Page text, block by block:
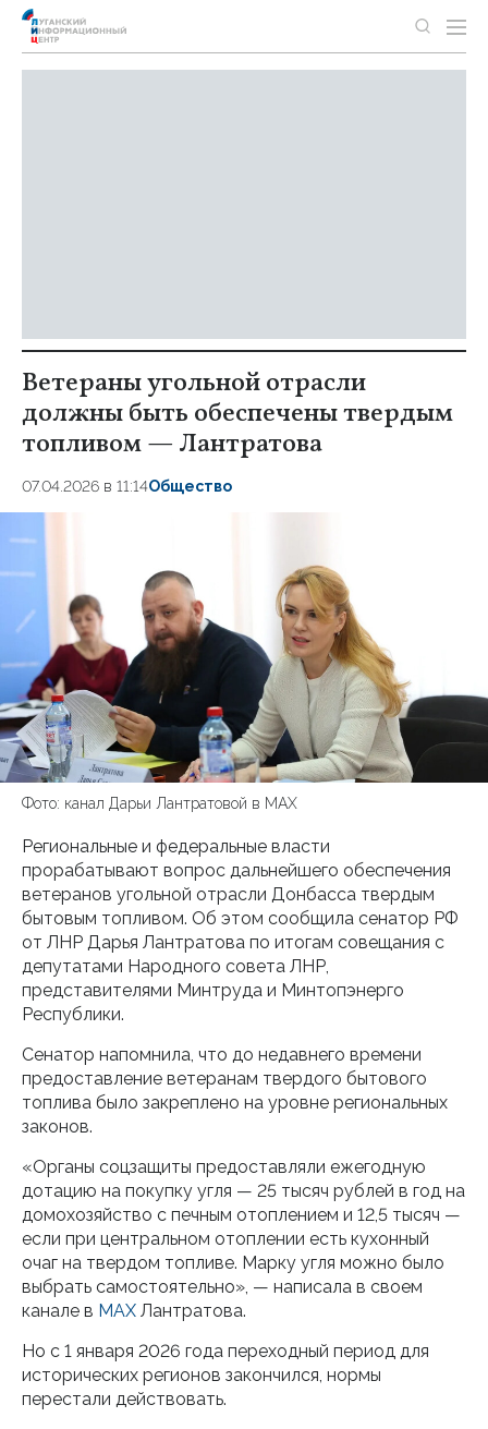
Ветераны угольной отрасли
должны быть обеспечены твердым
топливом — Лантратова
07.04.2026 в 11:14Общество
Фото: канал Дарьи Лантратовой в МАХ
Региональные и федеральные власти
прорабатывают вопрос дальнейшего обеспечения
ветеранов угольной отрасли Донбасса твердым
бытовым топливом. Об этом сообщила сенатор РФ
от ЛНР Дарья Лантратова по итогам совещания с
депутатами Народного совета ЛНР,
представителями Минтруда и Минтопэнерго
Республики.
Сенатор напомнила, что до недавнего времени
предоставление ветеранам твердого бытового
топлива было закреплено на уровне региональных
законов.
«Органы соцзащиты предоставляли ежегодную
дотацию на покупку угля — 25 тысяч рублей в год на
домохозяйство с печным отоплением и 12,5 тысяч —
если при центральном отоплении есть кухонный
очаг на твердом топливе. Марку угля можно было
выбрать самостоятельно», — написала в своем
канале в МАХ Лантратова.
Но с 1 января 2026 года переходный период для
исторических регионов закончился, нормы
перестали действовать.